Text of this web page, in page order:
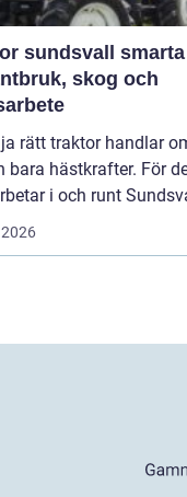
smarta val
skog och
rätt traktor handlar
bara hästkrafter. För
i och runt